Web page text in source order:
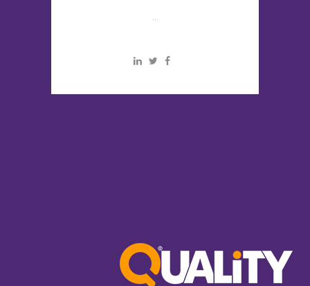
...